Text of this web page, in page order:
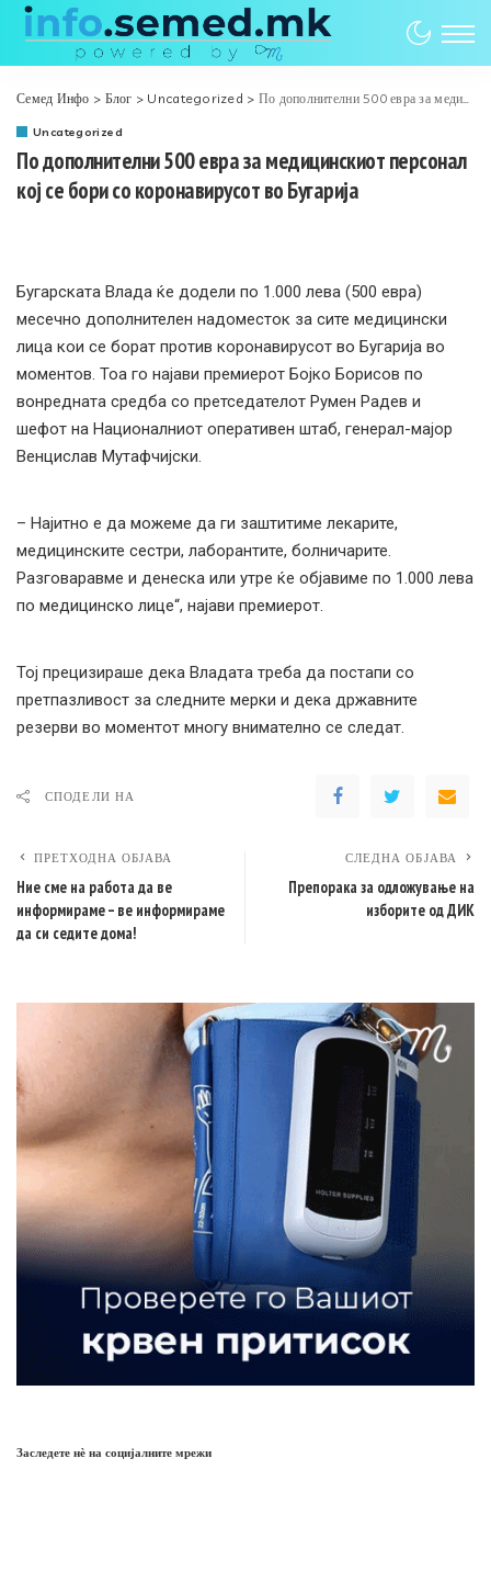
Семед Инфо > Блог > Uncategorized > По дополнителни 500 евра за медицинскиот персонал кој се бори со коронавирусот во Бугарија
Uncategorized
По дополнителни 500 евра за медицинскиот персонал
кој се бори со коронавирусот во Бугарија
Бугарската Влада ќе додели по 1.000 лева (500 евра)
месечно дополнителен надоместок за сите медицински
лица кои се борат против коронавирусот во Бугарија во
моментов. Тоа го најави премиерот Бојко Борисов по
вонредната средба со претседателот Румен Радев и
шефот на Националниот оперативен штаб, генерал-мајор
Венцислав Мутафчијски.
– Најитно е да можеме да ги заштитиме лекарите,
медицинските сестри, лаборантите, болничарите.
Разговаравме и денеска или утре ќе објавиме по 1.000 лева
по медицинско лице“, најави премиерот.
Тој прецизираше дека Владата треба да постапи со
претпазливост за следните мерки и дека државните
резерви во моментот многу внимателно се следат.
СПОДЕЛИ НА
ПРЕТХОДНА ОБЈАВА
Ние сме на работа да ве
информираме – ве информираме
да си седите дома!
СЛЕДНА ОБЈАВА
Препорака за одложување на
изборите од ДИК
Заследете нѐ на социјалните мрежи